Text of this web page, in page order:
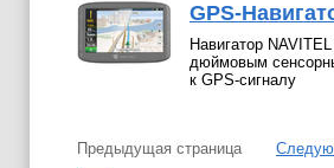
GPS-
Навигатор
дюймовым
к GPS-сигналу
Предыдущая страница